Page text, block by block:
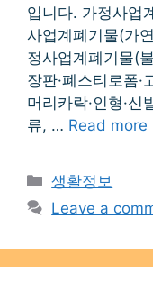
입니다. 가정사업
사업계폐기물(가
정사업계폐기물(
장판·폐스티로폼·
머리카락·인형·신
류, … Read more
Categories
생활정보
Leave a